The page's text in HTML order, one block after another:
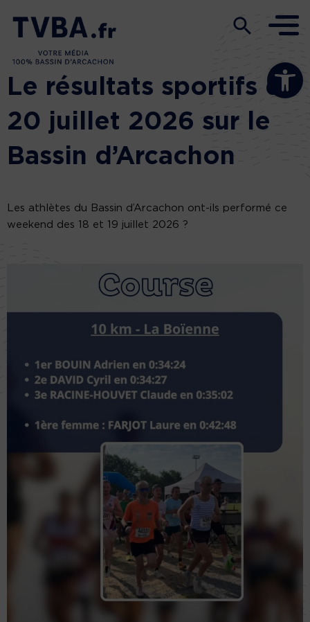
Ouvrir la
Le résultats sportifs du
20 juillet 2026 sur le
Bassin d’Arcachon
Les athlètes du Bassin d’Arcachon ont-ils performé ce
weekend des 18 et 19 juillet 2026 ?